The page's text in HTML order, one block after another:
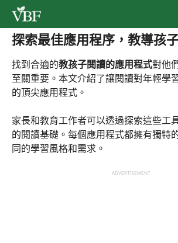
Skip
content
探索最佳應用程序，教導孩
找到合適的教孩子閱讀的應用程式對他
至關重要。本文介紹了讓閱讀對年輕學
的頂尖應用程式。
家長和教育工作者可以透過探索這些工
的閱讀基礎。每個應用程式都擁有獨特
同的學習風格和需求。
ADVERTISEMENT